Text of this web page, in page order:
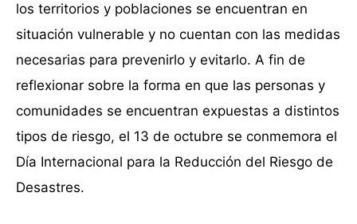
los territorios y poblaciones se encuentran en
situación vulnerable y no cuentan con las medidas
necesarias para prevenirlo y evitarlo. A fin de
reflexionar sobre la forma en que las personas y
comunidades se encuentran expuestas a distintos
tipos de riesgo, el 13 de octubre se conmemora el
Día Internacional para la Reducción del Riesgo de
Desastres.